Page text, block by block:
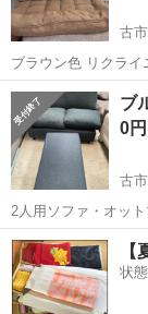
古
ブラウン色 リクラ
大阪 藤井寺市
ブ
0円
古
2人用ソファ・オッ
大阪 藤井寺市
状